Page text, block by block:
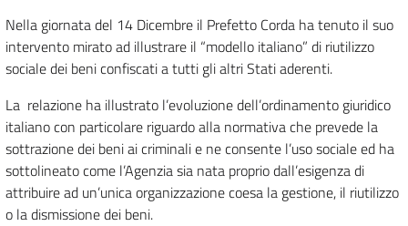
Nella giornata del 14 Dicembre il Prefetto Corda ha tenuto il suo
intervento mirato ad illustrare il “modello italiano” di riutilizzo
sociale dei beni confiscati a tutti gli altri Stati aderenti.
La relazione ha illustrato l’evoluzione dell’ordinamento giuridico
italiano con particolare riguardo alla normativa che prevede la
sottrazione dei beni ai criminali e ne consente l’uso sociale ed ha
sottolineato come l’Agenzia sia nata proprio dall’esigenza di
attribuire ad un’unica organizzazione coesa la gestione, il riutilizzo
o la dismissione dei beni.